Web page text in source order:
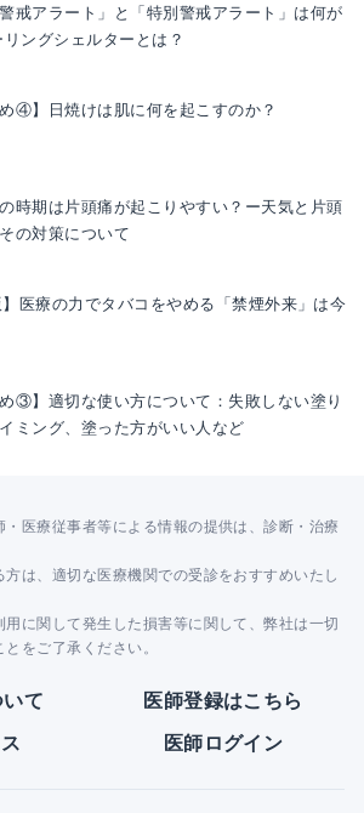
戒アラート」と「特別警戒アラート」は何が
ングシェルターとは？
め④】日焼けは肌に何を起こすのか？
時期は片頭痛が起こりやすい？ー天気と片頭
の対策について
】医療の力でタバコをやめる「禁煙外来」は今
め③】適切な使い方について：失敗しない塗り
ミング、塗った方がいい人など
医療従事者等による情報の提供は、診断・治療
は、適切な医療機関での受診をおすすめいたし
に関して発生した損害等に関して、弊社は一切
をご了承ください。
て 医師登録はこちら
医師ログイン